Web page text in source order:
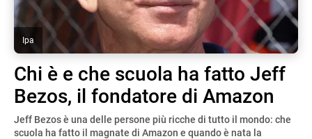
Ipa
Chi è e che scuola ha fatto Jeff
Bezos, il fondatore di Amazon
Jeff Bezos è una delle persone più ricche di tutto il mondo: che
scuola ha fatto il magnate di Amazon e quando è nata la